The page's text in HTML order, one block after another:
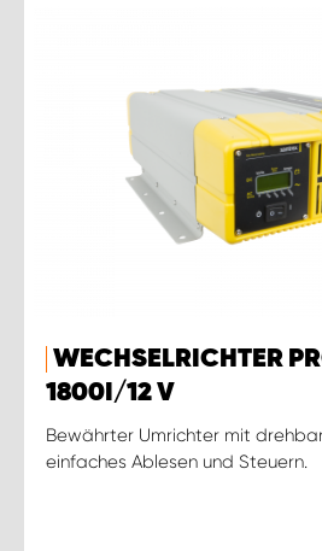
WECHSELRICHTER
1800I/12 V
Bewährter Umrichter mit
einfaches Ablesen und Steuern.